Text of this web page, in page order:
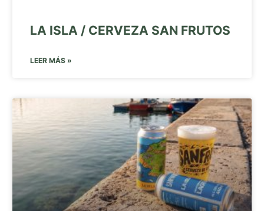
LA ISLA / CERVEZA SAN FRUTOS
LEER MÁS »